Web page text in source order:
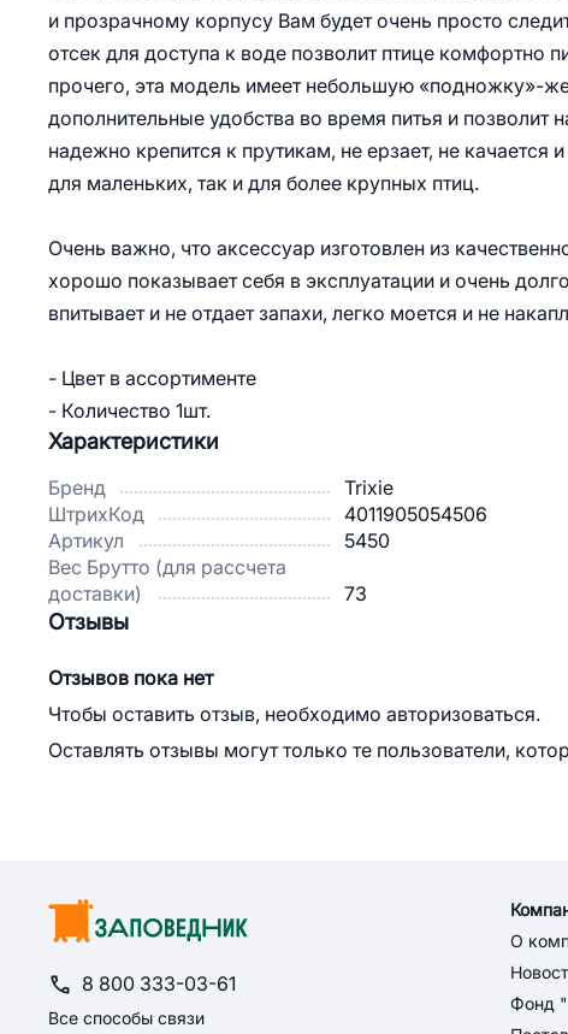
и прозрачному корпусу Вам будет очень просто
отсек для доступа к воде позволит птице комфортно
прочего, эта модель имеет небольшую «подножку»-
дополнительные удобства во время питья и позволит
надежно крепится к прутикам, не ерзает, не
для маленьких, так и для более крупных птиц.
Очень важно, что аксессуар изготовлен из
хорошо показывает себя в эксплуатации и очень
впитывает и не отдает запахи, легко моется и не
- Цвет в ассортименте
- Количество 1шт.
Характеристики
Бренд
Trixie
ШтрихКод
4011905054506
Артикул
5450
Вес Брутто (для рассчета
доставки)
73
Отзывы
Отзывов пока нет
Чтобы оставить отзыв, необходимо авторизоваться.
Оставлять отзывы могут только те пользователи,
8 800 333-03-61
Все способы связи
О
Фонд